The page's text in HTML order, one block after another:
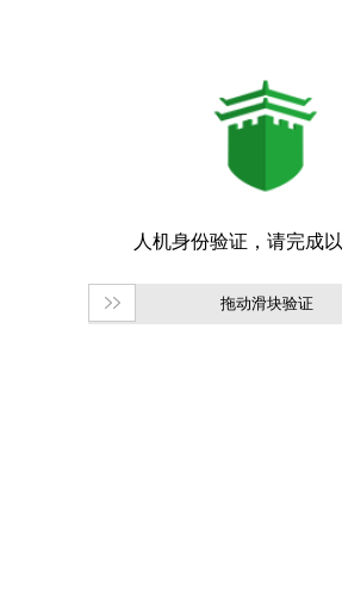
拖动滑块验证